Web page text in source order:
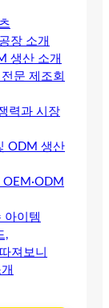
장 소개
생산 소개
문 제조회
력과 시장
ODM 생산
아이템
,
져보니